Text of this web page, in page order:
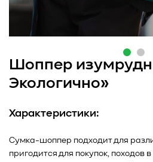
Шоппер
Экологично»
Характеристики:
Сумка-шоппер подходит для
пригодится для покупок, походов